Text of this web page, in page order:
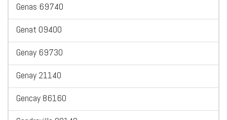
Genas 69740
Genat 09400
Genay 69730
Genay 21140
Gencay 86160